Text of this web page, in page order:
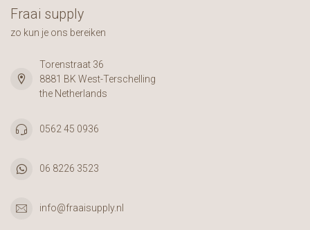
Fraai supply
zo kun je ons bereiken
Torenstraat 36
8881 BK West-Terschelling
the Netherlands
0562 45 0936
06 8226 3523
info@fraaisupply.nl